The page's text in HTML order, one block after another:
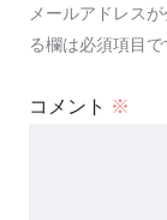
メールアドレス
る欄は必須項目で
コメント ※